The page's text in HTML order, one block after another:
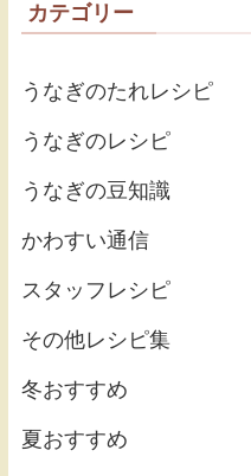
カテゴリー
うなぎのたれレシピ
うなぎのレシピ
うなぎの豆知識
かわすい通信
スタッフレシピ
その他レシピ集
冬おすすめ
夏おすすめ